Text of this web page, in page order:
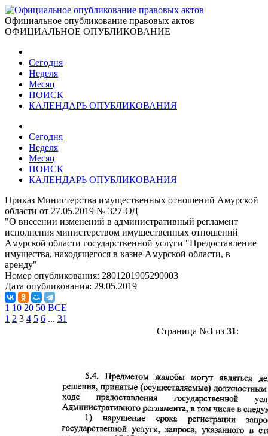
Официальное опубликование правовых актов
ОФИЦИАЛЬНОЕ ОПУБЛИКОВАНИЕ
Сегодня
Неделя
Месяц
ПОИСК
КАЛЕНДАРЬ ОПУБЛИКОВАНИЯ
Сегодня
Неделя
Месяц
ПОИСК
КАЛЕНДАРЬ ОПУБЛИКОВАНИЯ
Приказ Министерства имущественных отношений Амурской
области от 27.05.2019 № 327-ОД
"О внесении изменений в административный регламент
исполнения министерством имущественных отношений
Амурской области государственной услуги "Предоставление
имущества, находящегося в казне Амурской области, в
аренду"
Номер опубликования: 2801201905290003
Дата опубликования: 29.05.2019
1 10 20 50 ВСЕ
1 2 3 4 5 6 ... 31
Страница №3 из 31: